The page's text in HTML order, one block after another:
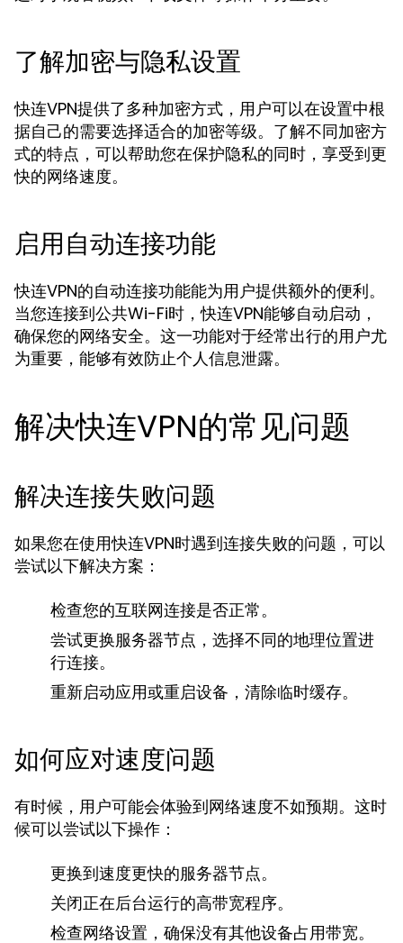
了解加密与隐私设置
快连VPN提供了多种加密方式，用户可以在设置中根
据自己的需要选择适合的加密等级。了解不同加密方
式的特点，可以帮助您在保护隐私的同时，享受到更
快的网络速度。
启用自动连接功能
快连VPN的自动连接功能能为用户提供额外的便利。
当您连接到公共Wi-Fi时，快连VPN能够自动启动，
确保您的网络安全。这一功能对于经常出行的用户尤
为重要，能够有效防止个人信息泄露。
解决快连VPN的常见问题
解决连接失败问题
如果您在使用快连VPN时遇到连接失败的问题，可以
尝试以下解决方案：
检查您的互联网连接是否正常。
尝试更换服务器节点，选择不同的地理位置进
行连接。
重新启动应用或重启设备，清除临时缓存。
如何应对速度问题
有时候，用户可能会体验到网络速度不如预期。这时
候可以尝试以下操作：
更换到速度更快的服务器节点。
关闭正在后台运行的高带宽程序。
检查网络设置，确保没有其他设备占用带宽。